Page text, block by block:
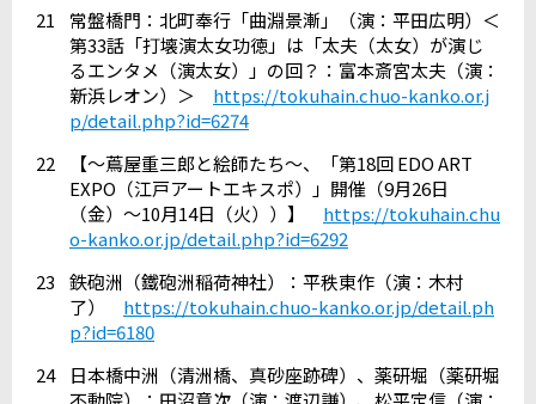
21
常盤橋門：北町奉行「曲淵景漸」（演：平田広明）＜
第33話「打壊演太女功徳」は「太夫（太女）が演じ
るエンタメ（演太女）」の回？：富本斎宮太夫（演：
新浜レオン）＞ https://tokuhain.chuo-kanko.or.j
p/detail.php?id=6274
22
【～蔦屋重三郎と絵師たち～、「第18回EDO ART
EXPO （江戸アートエキスポ）」開催（9月26日
（金）～10月14日（火））】 https://tokuhain.chu
o-kanko.or.jp/detail.php?id=6292
23
鉄砲洲（鐵砲洲稲荷神社）：平秩東作（演：木村
了） https://tokuhain.chuo-kanko.or.jp/detail.ph
p?id=6180
24
日本橋中洲（清洲橋、真砂座跡碑）、薬研堀（薬研堀